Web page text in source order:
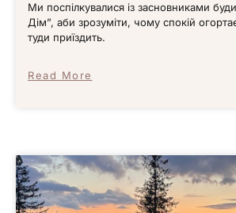
Ми поспілкувалися із засновниками
Дім”, аби зрозуміти, чому спокій
туди приїздить.
Read More